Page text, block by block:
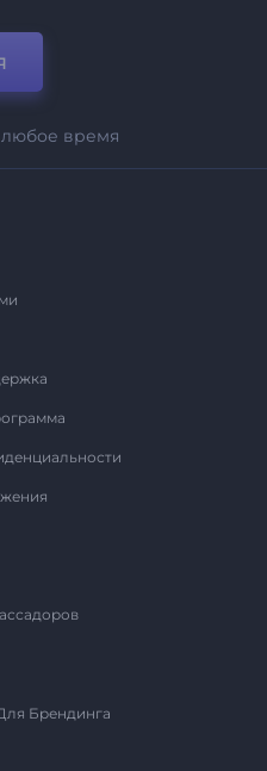
любое время
Брендинга